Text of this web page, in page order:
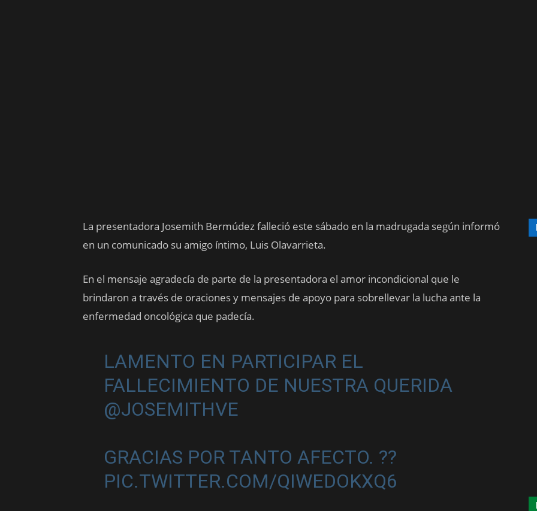
La presentadora Josemith Bermúdez falleció este sábado en la madrugada según informó
en un comunicado su amigo íntimo, Luis Olavarrieta.
En el mensaje agradecía de parte de la presentadora el amor incondicional que le
brindaron a través de oraciones y mensajes de apoyo para sobrellevar la lucha ante la
enfermedad oncológica que padecía.
LAMENTO EN PARTICIPAR EL
FALLECIMIENTO DE NUESTRA QUERIDA
@JOSEMITHVE
GRACIAS POR TANTO AFECTO. ??
PIC.TWITTER.COM/QIWEDOKXQ6